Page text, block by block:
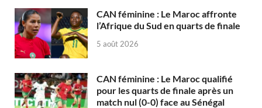
CAN féminine : Le Maroc affronte
l’Afrique du Sud en quarts de finale
5 août 2026
CAN féminine : Le Maroc qualifié
pour les quarts de finale après un
match nul (0-0) face au Sénégal